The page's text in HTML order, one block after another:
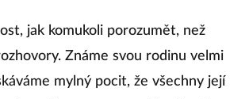
jak komukoli porozumět, než
Známe svou rodinu velmi
mylný pocit, že všechny její